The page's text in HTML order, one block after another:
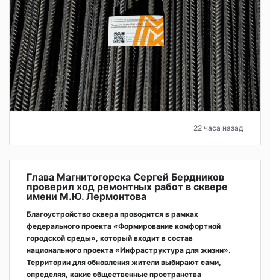
22 часа назад
Глава Магнитогорска Сергей Бердников
проверил ход ремонтных работ в сквере
имени М.Ю. Лермонтова
Благоустройство сквера проводится в рамках
федерального проекта «Формирование комфортной
городской среды», который входит в состав
национального проекта «Инфраструктура для жизни».
Территории для обновления жители выбирают сами,
определяя, какие общественные пространства